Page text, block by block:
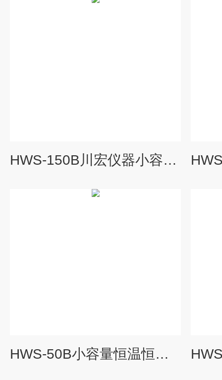
HWS-150B川宏仪器小容量恒温恒湿培养箱
HWS-50B小容量恒温恒湿培养箱植物种子发芽箱